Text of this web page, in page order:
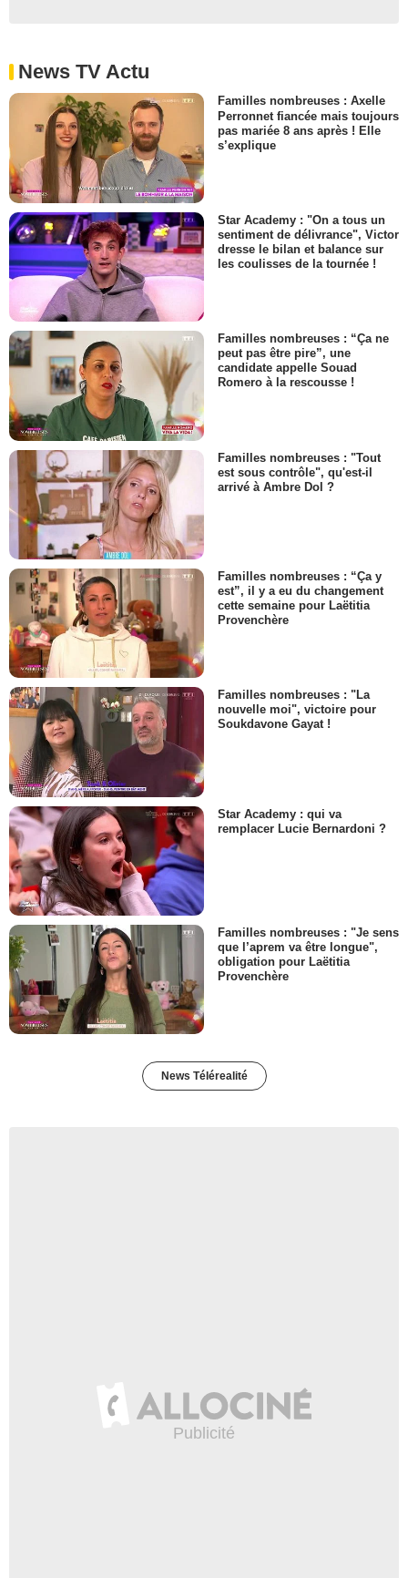
News TV Actu
Familles nombreuses : Axelle
Perronnet fiancée mais toujours
pas mariée 8 ans après ! Elle
s’explique
Star Academy : "On a tous un
sentiment de délivrance", Victor
dresse le bilan et balance sur
les coulisses de la tournée !
Familles nombreuses : “Ça ne
peut pas être pire”, une
candidate appelle Souad
Romero à la rescousse !
Familles nombreuses : "Tout
est sous contrôle", qu'est-il
arrivé à Ambre Dol ?
Familles nombreuses : “Ça y
est”, il y a eu du changement
cette semaine pour Laëtitia
Provenchère
Familles nombreuses : "La
nouvelle moi", victoire pour
Soukdavone Gayat !
Star Academy : qui va
remplacer Lucie Bernardoni ?
Familles nombreuses : "Je sens
que l’aprem va être longue",
obligation pour Laëtitia
Provenchère
News Télérealité